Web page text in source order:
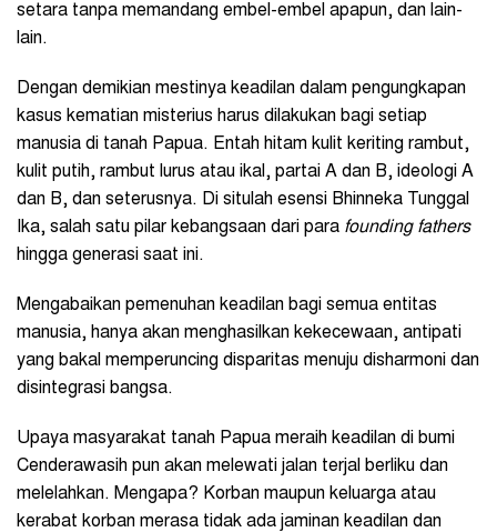
setara tanpa memandang embel-embel apapun, dan lain-
lain.
Dengan demikian mestinya keadilan dalam pengungkapan
kasus kematian misterius harus dilakukan bagi setiap
manusia di tanah Papua. Entah hitam kulit keriting rambut,
kulit putih, rambut lurus atau ikal, partai A dan B, ideologi A
dan B, dan seterusnya. Di situlah esensi Bhinneka Tunggal
Ika, salah satu pilar kebangsaan dari para founding fathers
hingga generasi saat ini.
Mengabaikan pemenuhan keadilan bagi semua entitas
manusia, hanya akan menghasilkan kekecewaan, antipati
yang bakal memperuncing disparitas menuju disharmoni dan
disintegrasi bangsa.
Upaya masyarakat tanah Papua meraih keadilan di bumi
Cenderawasih pun akan melewati jalan terjal berliku dan
melelahkan. Mengapa? Korban maupun keluarga atau
kerabat korban merasa tidak ada jaminan keadilan dan